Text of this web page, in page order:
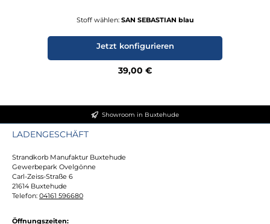
Stoff wählen: SAN SEBASTIAN blau
Regulärer Preis:
39,00 €
Jetzt konfigurieren
Showroom in Buxtehude
LADENGESCHÄFT
Strandkorb Manufaktur Buxtehude
Gewerbepark Ovelgönne
Carl-Zeiss-Straße 6
21614 Buxtehude
Telefon: 04161 596680
Öffnungszeiten: